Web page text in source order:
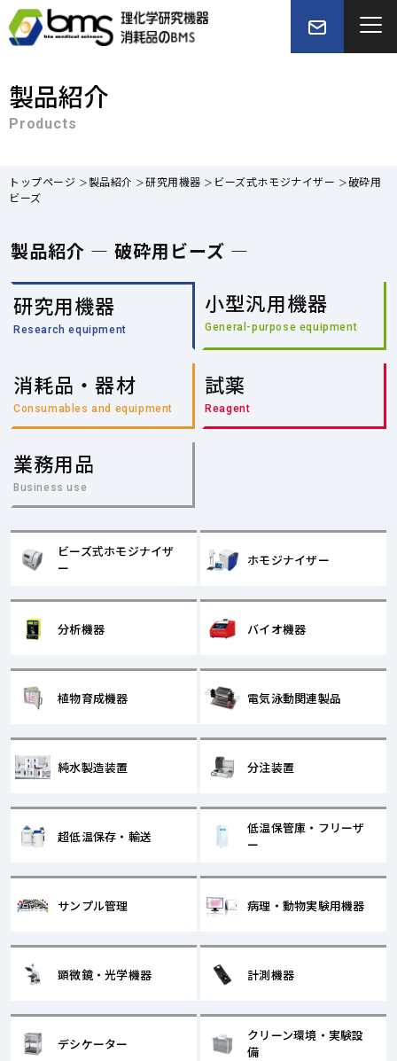
製品紹介
Products
トップページ 製品紹介 研究用機器 ビーズ式ホモジナイザー
破砕用
ビーズ
製品紹介 — 破砕用ビーズ —
研究用機器
Research equipment
小型汎用機器
General-purpose equipment
消耗品・器材
Consumables and equipment
試薬
Reagent
業務用品
Business use
ビーズ式ホモジナイザ
ー
ホモジナイザー
分析機器 バイオ機器
植物育成機器 電気泳動関連製品
純水製造装置 分注装置
超低温保存・輸送
低温保管庫・フリーザ
ー
サンプル管理 病理・動物実験用機器
顕微鏡・光学機器 計測機器
デシケーター
クリーン環境・実験設
備